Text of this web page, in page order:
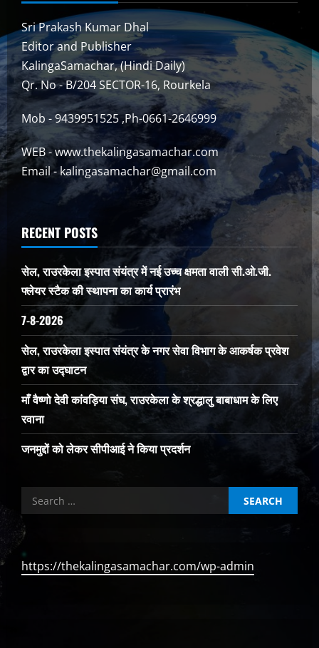
Sri Prakash Kumar Dhal
Editor and Publisher
KalingaSamachar, (Hindi Daily)
Qr. No - B/204 SECTOR-16, Rourkela
Mob - 9439951525 ,Ph-0661-2646999
WEB - www.thekalingasamachar.com
Email - kalingasamachar@gmail.com
RECENT POSTS
सेल, राउरकेला इस्पात संयंत्र में नई उच्च क्षमता वाली सी.ओ.जी.
फ्लेयर स्टैक की स्थापना का कार्य प्रारंभ
7-8-2026
सेल, राउरकेला इस्पात संयंत्र के नगर सेवा विभाग के आकर्षक प्रवेश
द्वार का उद्घाटन
माँ वैष्णो देवी कांवड़िया संघ, राउरकेला के श्रद्धालु बाबाधाम के लिए
रवाना
जनमुद्दों को लेकर सीपीआई ने किया प्रदर्शन
Search
for:
https://thekalingasamachar.com/wp-admin